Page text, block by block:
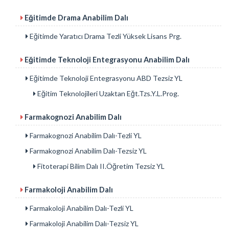
Eğitimde Drama Anabilim Dalı
Eğitimde Yaratıcı Drama Tezli Yüksek Lisans Prg.
Eğitimde Teknoloji Entegrasyonu Anabilim Dalı
Eğitimde Teknoloji Entegrasyonu ABD Tezsiz YL
Eğitim Teknolojileri Uzaktan Eğt.Tzs.Y.L.Prog.
Farmakognozi Anabilim Dalı
Farmakognozi Anabilim Dalı-Tezli YL
Farmakognozi Anabilim Dalı-Tezsiz YL
Fitoterapi Bilim Dalı II.Öğretim Tezsiz YL
Farmakoloji Anabilim Dalı
Farmakoloji Anabilim Dalı-Tezli YL
Farmakoloji Anabilim Dalı-Tezsiz YL